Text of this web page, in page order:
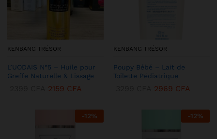
KENBANG TRÉSOR
L’UODAIS N°5 – Huile pour
Greffe Naturelle & Lissage
2159 CFA
KENBANG TRÉSOR
Poupy Bébé – Lait de
Toilette Pédiatrique
2969 CFA
-12% -12%